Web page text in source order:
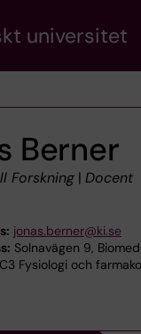
universitet
Berner
Forskning| Docent
jonas.berner@ki.se
Solnavägen 9,
C3 Fysiologi och